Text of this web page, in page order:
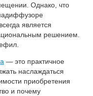
Однако, что
является
решением.
— это практичное
наслаждаться
приобретения
и почему